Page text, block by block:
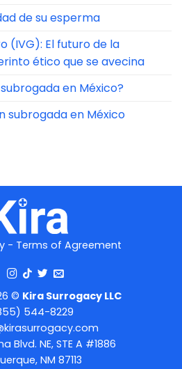
de su esperma
(IVG): El futuro de la
ético que se avecina
en México?
subrogada en México
- Terms of Agreement
© Kira Surrogacy LLC
544-8229
Blvd. NE, STE A #1886
NM 87113